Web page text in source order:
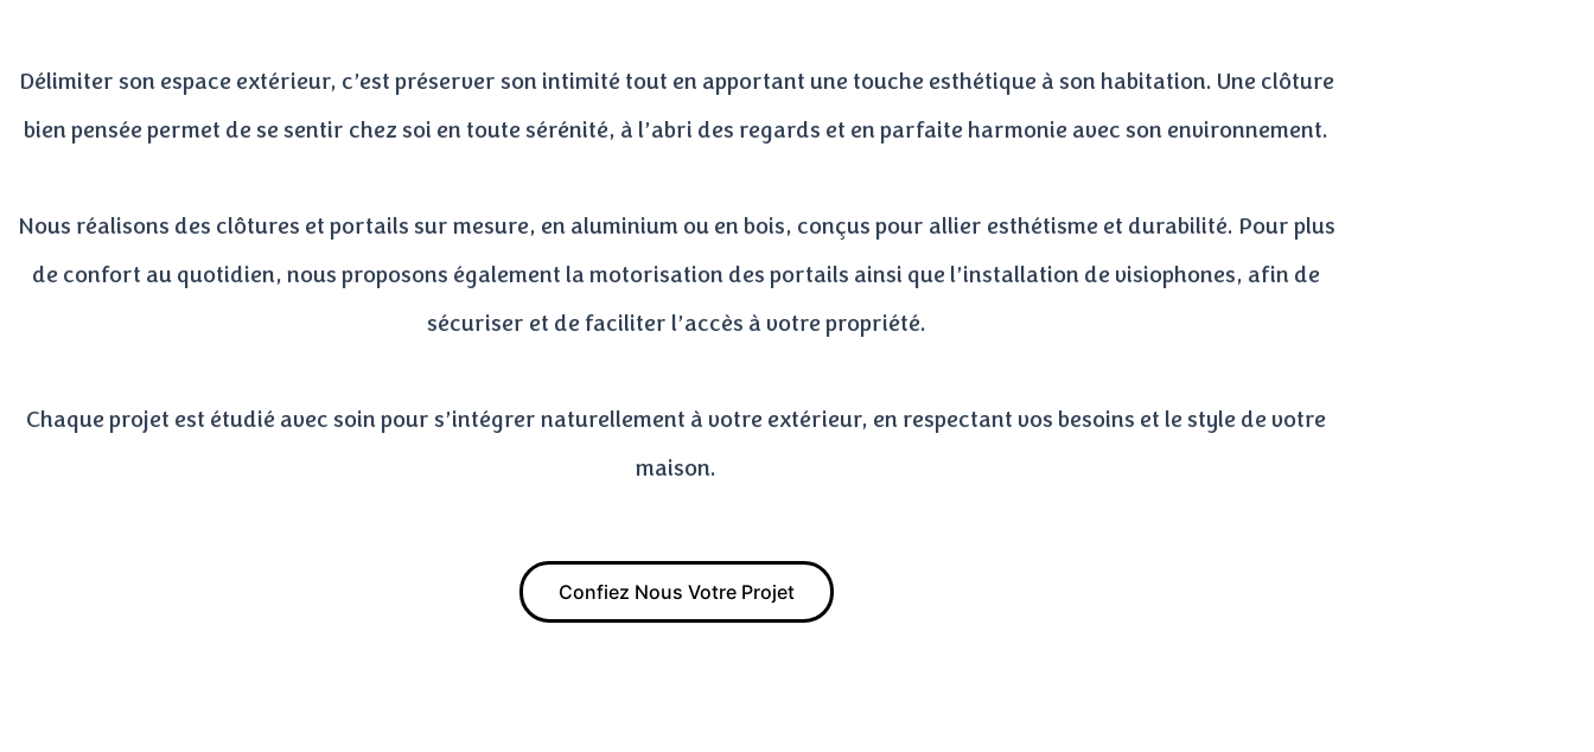
Délimiter son espace extérieur, c’est préserver son intimité tout en apportant une touche esthétique à son habitation. Une clôture
bien pensée permet de se sentir chez soi en toute sérénité, à l’abri des regards et en parfaite harmonie avec son environnement.
Nous réalisons des clôtures et portails sur mesure, en aluminium ou en bois, conçus pour allier esthétisme et durabilité. Pour plus
de confort au quotidien, nous proposons également la motorisation des portails ainsi que l’installation de visiophones, afin de
sécuriser et de faciliter l’accès à votre propriété.
Chaque projet est étudié avec soin pour s’intégrer naturellement à votre extérieur, en respectant vos besoins et le style de votre
maison.
Confiez Nous Votre Projet